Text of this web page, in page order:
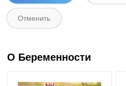
О Беременности